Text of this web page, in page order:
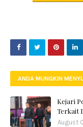
ANDA MUNGKIN
Kejari
Terkait
August